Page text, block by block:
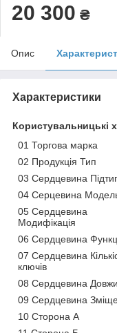
20 300 ₴
Опис
Характеристики
Користувальницькі
01 Торгова марка
02 Продукція Тип
03 Сердцевина
04 Серцевина
05 Сердцевина
Модифікація
06 Сердцевина
07 Сердцевина
ключів
08 Сердцевина
09 Сердцевина
10 Сторона А